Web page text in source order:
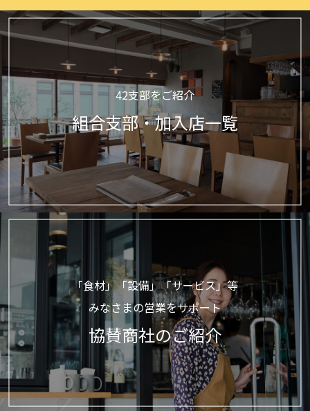
42支部をご紹介
組合支部・加入店一覧
「食材」「設備」「サービス」等
みなさまの営業をサポート
協賛商社のご紹介